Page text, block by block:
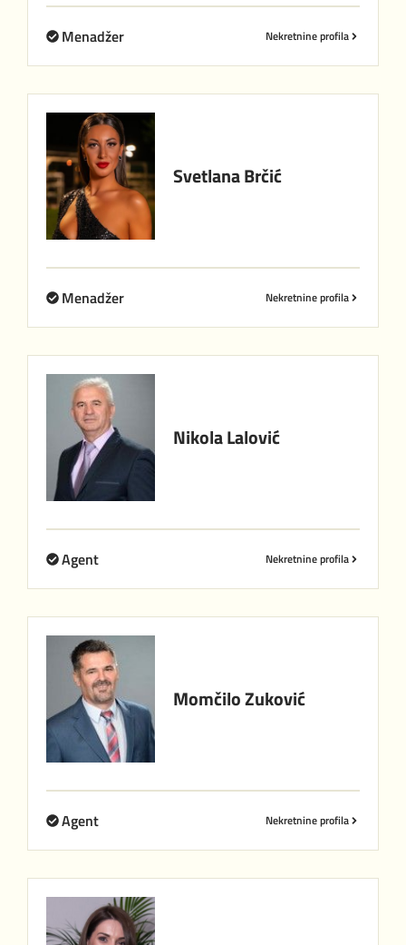
Menadžer Nekretnine profila
SvetlanaBrčić
Menadžer Nekretnine profila
NikolaLalović
Agent Nekretnine profila
MomčiloZuković
Agent Nekretnine profila